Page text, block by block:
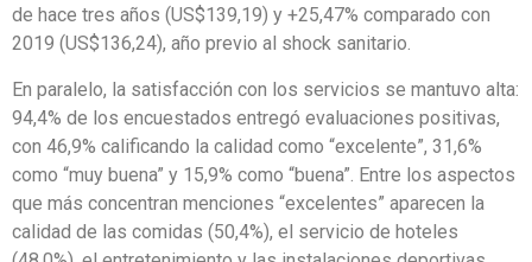
de hace tres años (US$139,19) y +25,47% comparado con
2019 (US$136,24), año previo al shock sanitario.
En paralelo, la satisfacción con los servicios se mantuvo alta:
94,4% de los encuestados entregó evaluaciones positivas,
con 46,9% calificando la calidad como “excelente”, 31,6%
como “muy buena” y 15,9% como “buena”. Entre los aspectos
que más concentran menciones “excelentes” aparecen la
calidad de las comidas (50,4%), el servicio de hoteles